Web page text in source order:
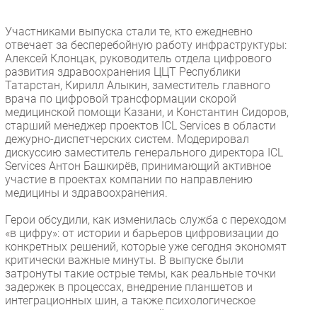
Проекты
IT класс
Тестовый стенд
Каталог компаний
Участниками выпуска стали те, кто ежедневно
отвечает за бесперебойную работу инфраструктуры:
Алексей Клонцак, руководитель отдела цифрового
развития здравоохранения ЦЦТ Республики
Татарстан, Кирилл Алыкин, заместитель главного
врача по цифровой трансформации скорой
медицинской помощи Казани, и Константин Сидоров,
старший менеджер проектов ICL Services в области
дежурно-диспетчерских систем. Модерировал
дискуссию заместитель генерального директора ICL
Services Антон Башкирёв, принимающий активное
участие в проектах компании по направлению
медицины и здравоохранения.
Герои обсудили, как изменилась служба с переходом
«в цифру»: от истории и барьеров цифровизации до
конкретных решений, которые уже сегодня экономят
критически важные минуты. В выпуске были
затронуты такие острые темы, как реальные точки
задержек в процессах, внедрение планшетов и
интеграционных шин, а также психологическое